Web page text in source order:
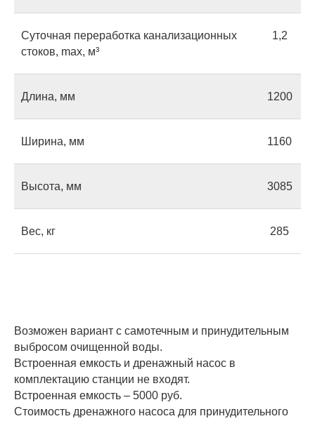
Суточная переработка канализационных
стоков, max, м³
1,2
Длина, мм 1200
Ширина, мм 1160
Высота, мм 3085
Вес, кг 285
Возможен вариант с самотечным и принудительным
выбросом очищенной воды.
Встроенная емкость и дренажный насос в
комплектацию станции не входят.
Встроенная емкость – 5000 руб.
Стоимость дренажного насоса для принудительного
Оставьте заявку
на консультацию
ваши вопросы.